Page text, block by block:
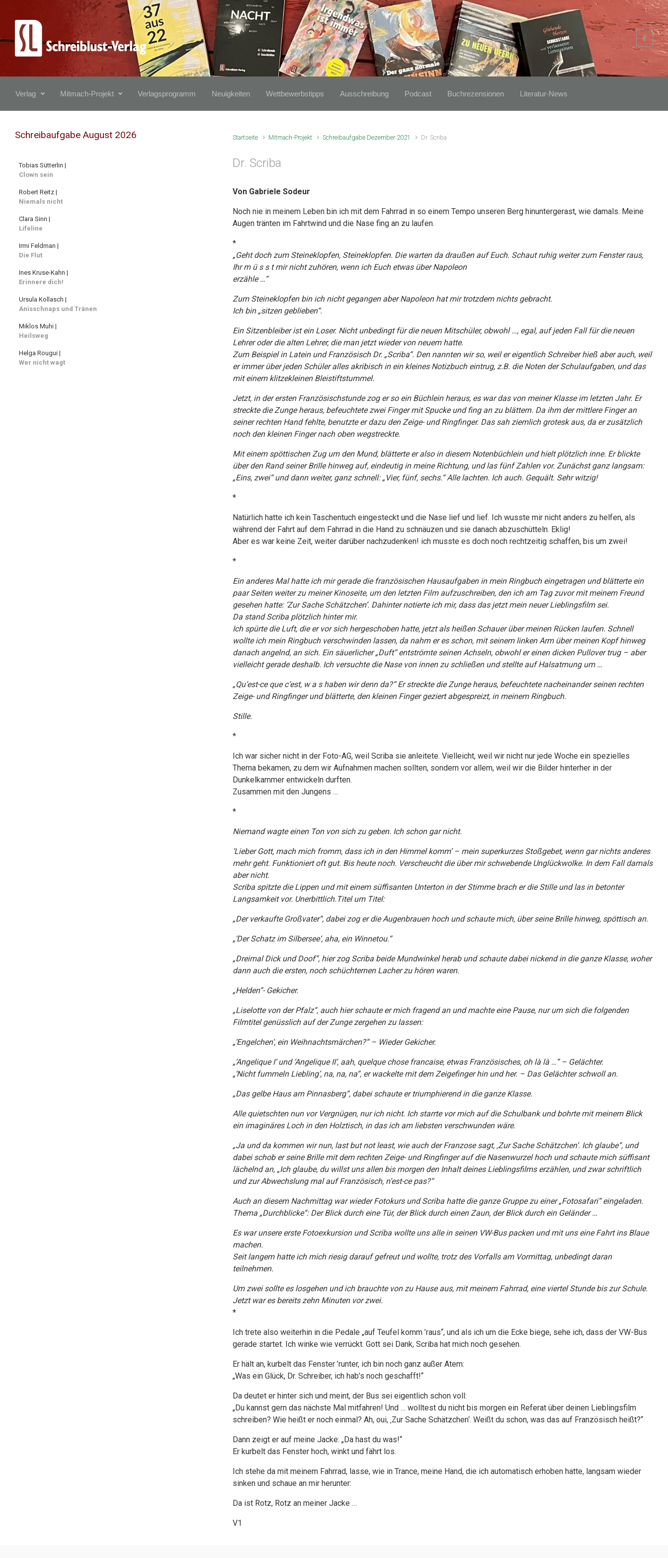
Zum Hauptinhalt springen
Verlag Mitmach-Projekt Verlagsprogramm Neuigkeiten Wettbewerbstipps Ausschreibung Podcast Buchrezensionen Literatur-News
Startseite Mitmach-Projekt Schreibaufgabe Dezember 2021 Dr. Scriba
Dr. Scriba
Von Gabriele Sodeur
Noch nie in meinem Leben bin ich mit dem Fahrrad in so einem Tempo unseren Berg hinuntergerast, wie damals. Meine
Augen tränten im Fahrtwind und die Nase fing an zu laufen.
*
„Geht doch zum Steineklopfen, Steineklopfen. Die warten da draußen auf Euch. Schaut ruhig weiter zum Fenster raus,
Ihr m ü s s t mir nicht zuhören, wenn ich Euch etwas über Napoleon
erzähle …“
Zum Steineklopfen bin ich nicht gegangen aber Napoleon hat mir trotzdem nichts gebracht.
Ich bin „sitzen geblieben“.
Ein Sitzenbleiber ist ein Loser. Nicht unbedingt für die neuen Mitschüler, obwohl …, egal, auf jeden Fall für die neuen
Lehrer oder die alten Lehrer, die man jetzt wieder von neuem hatte.
Zum Beispiel in Latein und Französisch Dr. „Scriba“. Den nannten wir so, weil er eigentlich Schreiber hieß aber auch, weil
er immer über jeden Schüler alles akribisch in ein kleines Notizbuch eintrug, z.B. die Noten der Schulaufgaben, und das
mit einem klitzekleinen Bleistiftstummel.
Jetzt, in der ersten Französischstunde zog er so ein Büchlein heraus, es war das von meiner Klasse im letzten Jahr. Er
streckte die Zunge heraus, befeuchtete zwei Finger mit Spucke und fing an zu blättern. Da ihm der mittlere Finger an
seiner rechten Hand fehlte, benutzte er dazu den Zeige- und Ringfinger. Das sah ziemlich grotesk aus, da er zusätzlich
noch den kleinen Finger nach oben wegstreckte.
Mit einem spöttischen Zug um den Mund, blätterte er also in diesem Notenbüchlein und hielt plötzlich inne. Er blickte
über den Rand seiner Brille hinweg auf, eindeutig in meine Richtung, und las fünf Zahlen vor. Zunächst ganz langsam:
„Eins, zwei“ und dann weiter, ganz schnell: „Vier, fünf, sechs.“ Alle lachten. Ich auch. Gequält. Sehr witzig!
*
Natürlich hatte ich kein Taschentuch eingesteckt und die Nase lief und lief. Ich wusste mir nicht anders zu helfen, als
während der Fahrt auf dem Fahrrad in die Hand zu schnäuzen und sie danach abzuschütteln. Eklig!
Aber es war keine Zeit, weiter darüber nachzudenken! ich musste es doch noch rechtzeitig schaffen, bis um zwei!
*
Ein anderes Mal hatte ich mir gerade die französischen Hausaufgaben in mein Ringbuch eingetragen und blätterte ein
paar Seiten weiter zu meiner Kinoseite, um den letzten Film aufzuschreiben, den ich am Tag zuvor mit meinem Freund
gesehen hatte: ’Zur Sache Schätzchen’. Dahinter notierte ich mir, dass das jetzt mein neuer Lieblingsfilm sei.
Da stand Scriba plötzlich hinter mir.
Ich spürte die Luft, die er vor sich hergeschoben hatte, jetzt als heißen Schauer über meinen Rücken laufen. Schnell
wollte ich mein Ringbuch verschwinden lassen, da nahm er es schon, mit seinem linken Arm über meinen Kopf hinweg
danach angelnd, an sich. Ein säuerlicher „Duft“ entströmte seinen Achseln, obwohl er einen dicken Pullover trug – aber
vielleicht gerade deshalb. Ich versuchte die Nase von innen zu schließen und stellte auf Halsatmung um …
„Qu‘est-ce que c‘est, w a s haben wir denn da?“ Er streckte die Zunge heraus, befeuchtete nacheinander seinen rechten
Zeige- und Ringfinger und blätterte, den kleinen Finger geziert abgespreizt, in meinem Ringbuch.
Stille.
*
Ich war sicher nicht in der Foto-AG, weil Scriba sie anleitete. Vielleicht, weil wir nicht nur jede Woche ein spezielles
Thema bekamen, zu dem wir Aufnahmen machen sollten, sondern vor allem, weil wir die Bilder hinterher in der
Dunkelkammer entwickeln durften.
Zusammen mit den Jungens …
*
Niemand wagte einen Ton von sich zu geben. Ich schon gar nicht.
‘Lieber Gott, mach mich fromm, dass ich in den Himmel komm’ – mein superkurzes Stoßgebet, wenn gar nichts anderes
mehr geht. Funktioniert oft gut. Bis heute noch. Verscheucht die über mir schwebende Unglückwolke. In dem Fall damals
aber nicht.
Scriba spitzte die Lippen und mit einem süffisanten Unterton in der Stimme brach er die Stille und las in betonter
Langsamkeit vor. Unerbittlich.Titel um Titel:
„Der verkaufte Großvater“, dabei zog er die Augenbrauen hoch und schaute mich, über seine Brille hinweg, spöttisch an.
„‘Der Schatz im Silbersee‘, aha, ein Winnetou.“
„Dreimal Dick und Doof“, hier zog Scriba beide Mundwinkel herab und schaute dabei nickend in die ganze Klasse, woher
dann auch die ersten, noch schüchternen Lacher zu hören waren.
„Helden“- Gekicher.
„Liselotte von der Pfalz“, auch hier schaute er mich fragend an und machte eine Pause, nur um sich die folgenden
Filmtitel genüsslich auf der Zunge zergehen zu lassen:
„‘Engelchen‘, ein Weihnachtsmärchen?“ – Wieder Gekicher.
„‘Angelique I’ und ’Angelique II’, aah, quelque chose francaise, etwas Französisches, oh là là …” – Gelächter.
„‘Nicht fummeln Liebling’, na, na, na“, er wackelte mit dem Zeigefinger hin und her. – Das Gelächter schwoll an.
„Das gelbe Haus am Pinnasberg“, dabei schaute er triumphierend in die ganze Klasse.
Alle quietschten nun vor Vergnügen, nur ich nicht. Ich starrte vor mich auf die Schulbank und bohrte mit meinem Blick
ein imaginäres Loch in den Holztisch, in das ich am liebsten verschwunden wäre.
„Ja und da kommen wir nun, last but not least, wie auch der Franzose sagt, ‚Zur Sache Schätzchen‘. Ich glaube“, und
dabei schob er seine Brille mit dem rechten Zeige- und Ringfinger auf die Nasenwurzel hoch und schaute mich süffisant
lächelnd an, „Ich glaube, du willst uns allen bis morgen den Inhalt deines Lieblingsfilms erzählen, und zwar schriftlich
und zur Abwechslung mal auf Französisch, n‘est-ce pas?“
Auch an diesem Nachmittag war wieder Fotokurs und Scriba hatte die ganze Gruppe zu einer „Fotosafari“ eingeladen.
Thema „Durchblicke“: Der Blick durch eine Tür, der Blick durch einen Zaun, der Blick durch ein Geländer …
Es war unsere erste Fotoexkursion und Scriba wollte uns alle in seinen VW-Bus packen und mit uns eine Fahrt ins Blaue
machen.
Seit langem hatte ich mich riesig darauf gefreut und wollte, trotz des Vorfalls am Vormittag, unbedingt daran
teilnehmen.
Um zwei sollte es losgehen und ich brauchte von zu Hause aus, mit meinem Fahrrad, eine viertel Stunde bis zur Schule.
Jetzt war es bereits zehn Minuten vor zwei.
*
Ich trete also weiterhin in die Pedale „auf Teufel komm ’raus“, und als ich um die Ecke biege, sehe ich, dass der VW-Bus
gerade startet. Ich winke wie verrückt. Gott sei Dank, Scriba hat mich noch gesehen.
Er hält an, kurbelt das Fenster ’runter, ich bin noch ganz außer Atem:
„Was ein Glück, Dr. Schreiber, ich hab’s noch geschafft!“
Da deutet er hinter sich und meint, der Bus sei eigentlich schon voll:
„Du kannst gern das nächste Mal mitfahren! Und … wolltest du nicht bis morgen ein Referat über deinen Lieblingsfilm
schreiben? Wie heißt er noch einmal? Ah, oui, ‚Zur Sache Schätzchen‘. Weißt du schon, was das auf Französisch heißt?“
Dann zeigt er auf meine Jacke: „Da hast du was!“
Er kurbelt das Fenster hoch, winkt und fährt los.
Ich stehe da mit meinem Fahrrad, lasse, wie in Trance, meine Hand, die ich automatisch erhoben hatte, langsam wieder
sinken und schaue an mir herunter:
Da ist Rotz, Rotz an meiner Jacke …
V1
Schreibaufgabe August 2026
Tobias Sütterlin |
Clown sein
Robert Reitz |
Niemals nicht
Clara Sinn |
Lifeline
Irmi Feldman |
Die Flut
Ines Kruse-Kahn |
Erinnere dich!
Ursula Kollasch |
Anisschnaps und Tränen
Miklos Muhi |
Heilsweg
Helga Rougui |
Wer nicht wagt